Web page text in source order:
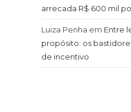
arrecada R$ 600 mil
Luiza Penha em Entre
propósito: os
de incentivo